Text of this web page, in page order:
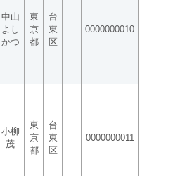
中山
よし
かつ
東
京
都
台
東
区
0000000010
小柳
茂
東
京
都
台
東
区
0000000011